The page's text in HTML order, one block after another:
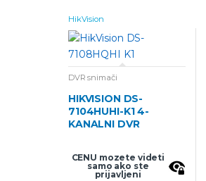
HikVision
DVR snimači
HIKVISION DS-
7104HUHI-K1 4-
KANALNI DVR
CENU mozete videti
samo ako ste
prijavljeni